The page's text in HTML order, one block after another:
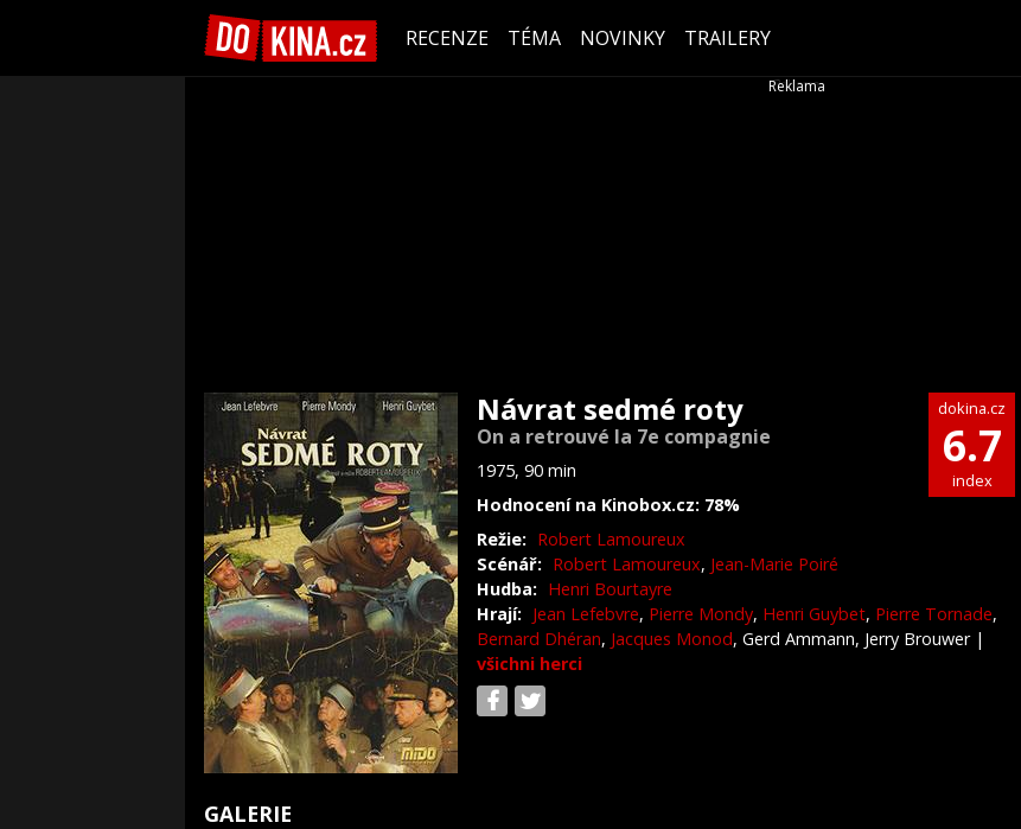
RECENZE TÉMA NOVINKY TRAILERY
Návrat sedmé roty
On a retrouvé la 7e compagnie
1975, 90 min
Hodnocení na Kinobox.cz: 78%
dokina.cz
6.7
index
Režie: Robert Lamoureux
Scénář: Robert Lamoureux, Jean-Marie Poiré
Hudba: Henri Bourtayre
Hrají: Jean Lefebvre, Pierre Mondy, Henri Guybet, Pierre Tornade,
Bernard Dhéran, Jacques Monod, Gerd Ammann, Jerry Brouwer |
všichni herci
GALERIE